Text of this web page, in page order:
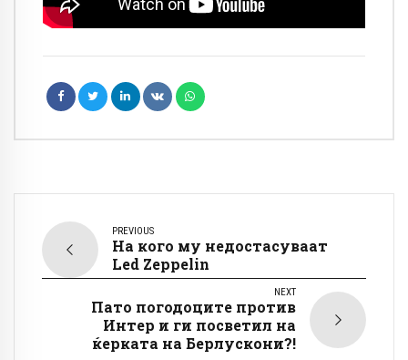
PREVIOUS
На кого му недостасуваат
Led Zeppelin
NEXT
Пато погодоците против
Интер и ги посветил на
ќерката на Берлускони?!